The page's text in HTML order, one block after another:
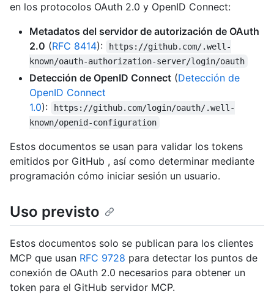
en los protocolos OAuth 2.0 y OpenID Connect:
Metadatos del servidor de autorización de OAuth
2.0 (RFC 8414):
https://github.com/.well-
known/oauth-authorization-server/login/oauth
Detección de OpenID Connect (Detección de
OpenID Connect
1.0):
https://github.com/login/oauth/.well-
known/openid-configuration
Estos documentos se usan para validar los tokens
emitidos por GitHub , así como determinar mediante
programación cómo iniciar sesión un usuario.
Uso previsto
Estos documentos solo se publican para los clientes
MCP que usan RFC 9728 para detectar los puntos de
conexión de OAuth 2.0 necesarios para obtener un
token para el GitHub servidor MCP.